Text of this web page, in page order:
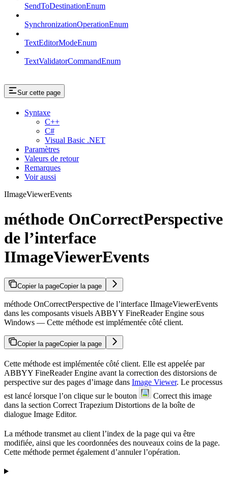
SendToDestinationEnum
SynchronizationOperationEnum
TextEditorModeEnum
TextValidatorCommandEnum
Sur cette page
Syntaxe
C++
C#
Visual Basic .NET
Paramètres
Valeurs de retour
Remarques
Voir aussi
IImageViewerEvents
méthode OnCorrectPerspective
de l’interface
IImageViewerEvents
Copier la pageCopier la page
méthode OnCorrectPerspective de l’interface IImageViewerEvents
dans les composants visuels ABBYY FineReader Engine sous
Windows — Cette méthode est implémentée côté client.
Copier la pageCopier la page
Cette méthode est implémentée côté client. Elle est appelée par
ABBYY FineReader Engine avant la correction des distorsions de
perspective sur des pages d’image dans Image Viewer. Le processus
est lancé lorsque l’on clique sur le bouton
Correct this image
dans la section Correct Trapezium Distortions de la boîte de
dialogue Image Editor.
La méthode transmet au client l’index de la page qui va être
modifiée, ainsi que les coordonnées des nouveaux coins de la page.
Cette méthode permet également d’annuler l’opération.